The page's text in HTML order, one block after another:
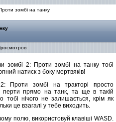
зомбі на танку
зомбі 2: Проти зомбі на танку тобі
натиск з боку мертвяків!
Проти зомбі на тракторі просто
перти прямо на танк, та ще в такій
тобі нічого не залишається, крім як
це взагалі у тебе виходить.
полю, використовуй клавіші WASD.